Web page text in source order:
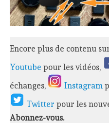
Encore plus de contenu
Youtube pour les vidéos,
échanges,
Instagram
Twitterpour les
Abonnez-vous.